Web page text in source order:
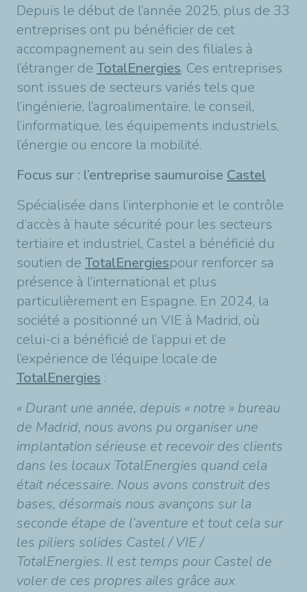
Depuis le début de l’année 2025, plus de 33
entreprises ont pu bénéficier de cet
accompagnement au sein des filiales à
l’étranger de TotalEnergies. Ces entreprises
sont issues de secteurs variés tels que
l’ingénierie, l’agroalimentaire, le conseil,
l’informatique, les équipements industriels,
l’énergie ou encore la mobilité.
Focus sur : l’entreprise saumuroise Castel
Spécialisée dans l’interphonie et le contrôle
d’accès à haute sécurité pour les secteurs
tertiaire et industriel, Castel a bénéficié du
soutien de TotalEnergiespour renforcer sa
présence à l’international et plus
particulièrement en Espagne. En 2024, la
société a positionné un VIE à Madrid, où
celui-ci a bénéficié de l’appui et de
l’expérience de l’équipe locale de
TotalEnergies :
« Durant une année, depuis « notre » bureau
de Madrid, nous avons pu organiser une
implantation sérieuse et recevoir des clients
dans les locaux TotalEnergies quand cela
était nécessaire. Nous avons construit des
bases, désormais nous avançons sur la
seconde étape de l’aventure et tout cela sur
les piliers solides Castel / VIE /
TotalEnergies. Il est temps pour Castel de
voler de ces propres ailes grâce aux